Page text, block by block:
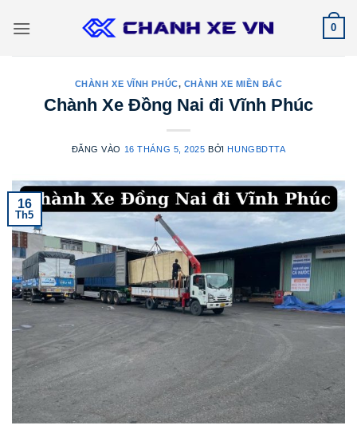
qua
0
CHÀNH XE VĨNH PHÚC, CHÀNH XE MIỀN BẮC
Chành Xe Đồng Nai đi Vĩnh Phúc
ĐĂNG VÀO 16 THÁNG 5, 2025 BỞIHUNGBDTTA
16
Th5